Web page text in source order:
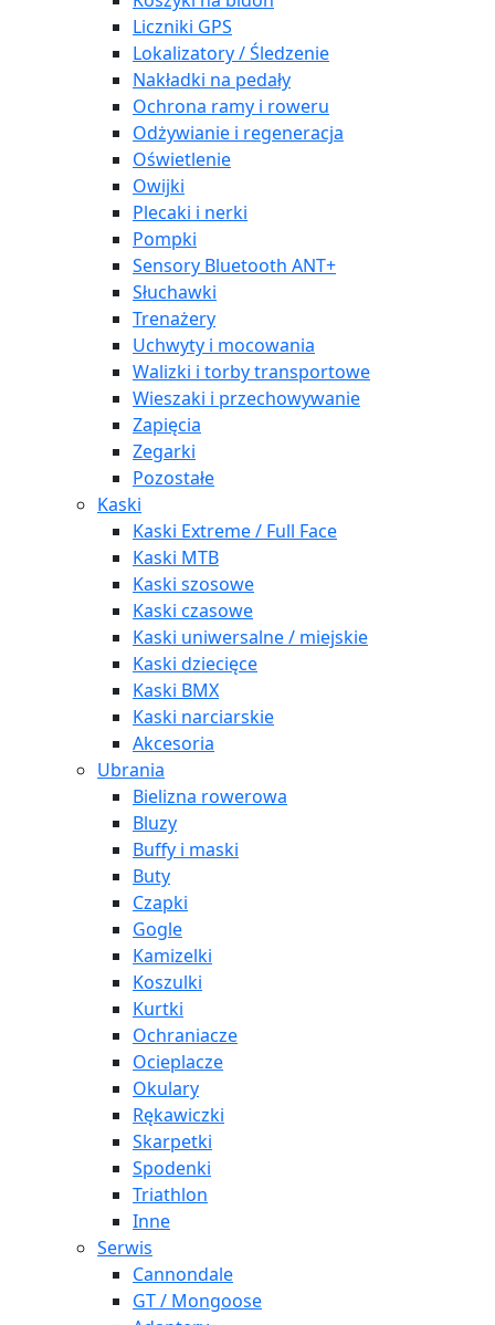
Liczniki GPS
Lokalizatory / Śledzenie
Nakładki na pedały
Ochrona ramy i roweru
Odżywianie i regeneracja
Oświetlenie
Owijki
Plecaki i nerki
Pompki
Sensory Bluetooth ANT+
Słuchawki
Trenażery
Uchwyty i mocowania
Walizki i torby transportowe
Wieszaki i przechowywanie
Zapięcia
Zegarki
Pozostałe
Kaski
Kaski Extreme / Full Face
Kaski MTB
Kaski szosowe
Kaski czasowe
Kaski uniwersalne / miejskie
Kaski dziecięce
Kaski BMX
Kaski narciarskie
Akcesoria
Ubrania
Bielizna rowerowa
Bluzy
Buffy i maski
Buty
Czapki
Gogle
Kamizelki
Koszulki
Kurtki
Ochraniacze
Ocieplacze
Okulary
Rękawiczki
Skarpetki
Spodenki
Triathlon
Inne
Serwis
Cannondale
GT / Mongoose